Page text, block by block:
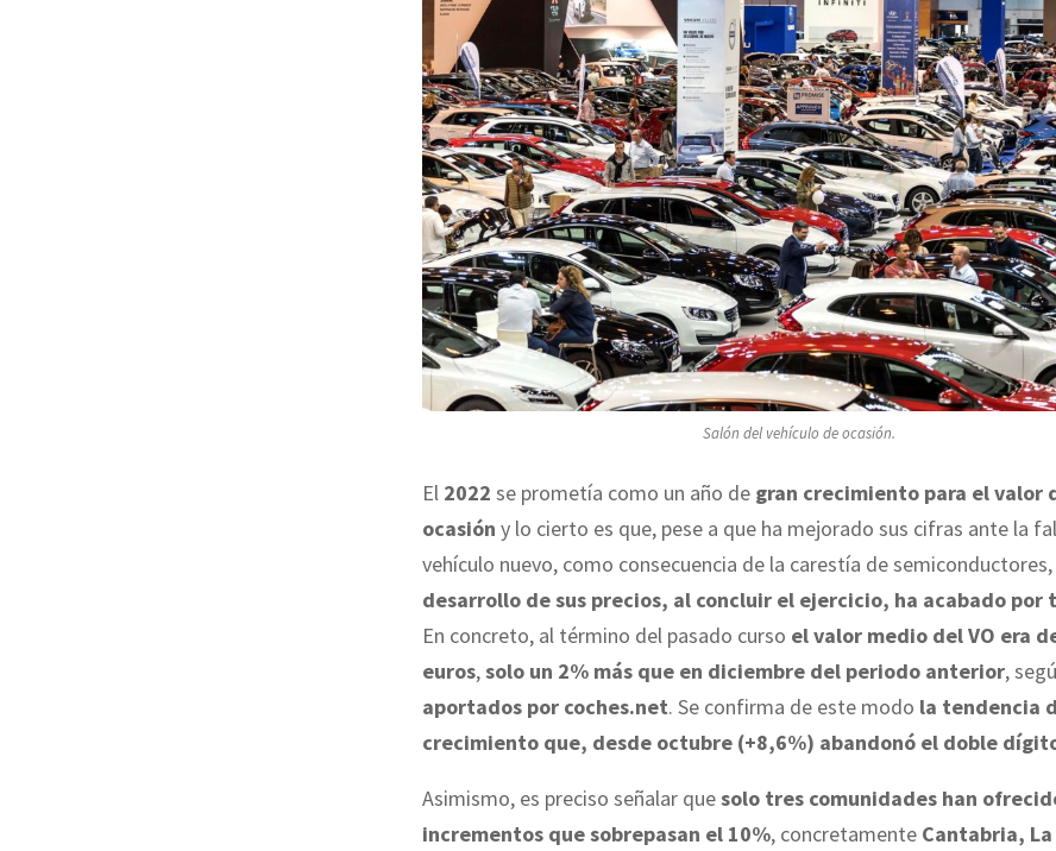
Salón del vehículo de ocasión.
El 2022 se prometía como un año de gran crecimiento para el valor
ocasión y lo cierto es que, pese a que ha mejorado sus cifras ante la
vehículo nuevo, como consecuencia de la carestía de semiconductores,
desarrollo de sus precios, al concluir el ejercicio, ha acabado por
En concreto, al término del pasado curso el valor medio del VO era
euros,solo un 2% más que en diciembre del periodo anterior,
aportados por coches.net. Se confirma de este modo la tendencia
crecimiento que, desde octubre (+8,6%) abandonó el doble
Asimismo, es preciso señalar quesolo tres comunidades han
incrementos que sobrepasan el 10%, concretamente Cantabria,